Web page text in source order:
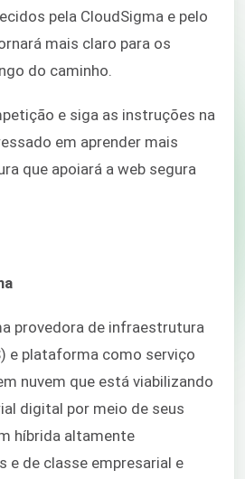
pela CloudSigma e pelo
mais claro para os
do caminho.
e siga as instruções na
em aprender mais
que apoiará a web segura
provedora de infraestrutura
e plataforma como serviço
nuvem que está viabilizando
digital por meio de seus
híbrida altamente
e de classe empresarial e